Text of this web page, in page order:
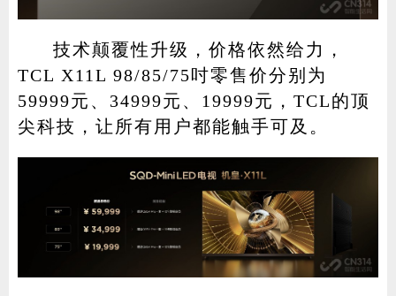
技术颠覆性升级，价格依然给力，
TCL X11L 98/85/75吋零售价分别为
59999元、34999元、19999元，TCL的顶
尖科技，让所有用户都能触手可及。